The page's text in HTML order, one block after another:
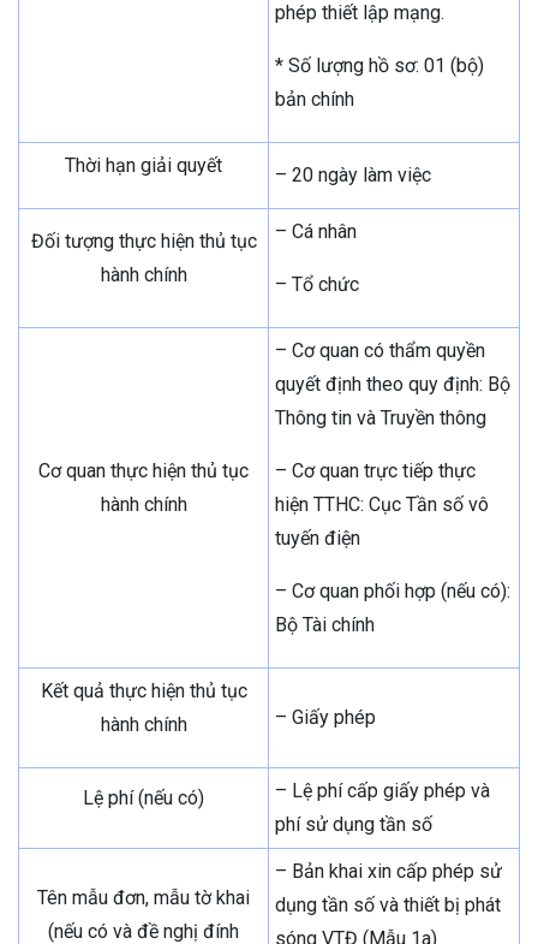
phép thiết lập mạng.
* Số lượng hồ sơ: 01 (bộ)
bản chính
Thời hạn giải quyết – 20 ngày làm việc
Đối tượng thực hiện thủ tục
hành chính
– Cá nhân
– Tổ chức
Cơ quan thực hiện thủ tục
hành chính
– Cơ quan có thẩm quyền
quyết định theo quy định: Bộ
Thông tin và Truyền thông
– Cơ quan trực tiếp thực
hiện TTHC: Cục Tần số vô
tuyến điện
– Cơ quan phối hợp (nếu có):
Bộ Tài chính
Kết quả thực hiện thủ tục
hành chính
– Giấy phép
Lệ phí (nếu có)
– Lệ phí cấp giấy phép và
phí sử dụng tần số
Tên mẫu đơn, mẫu tờ khai
(nếu có và đề nghị đính
– Bản khai xin cấp phép sử
dụng tần số và thiết bị phát
sóng VTĐ (Mẫu 1a)